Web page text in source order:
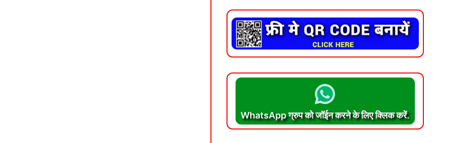
WhatsApp ग्रुप को जॉईन करने के लिए क्लिक करें.